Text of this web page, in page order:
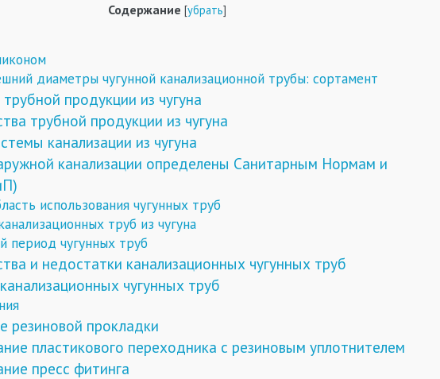
Содержание [убрать]
диаметры чугунной канализационной трубы: сортамент
продукции из чугуна
трубной продукции из чугуна
канализации из чугуна
канализации определены Санитарным Нормам и
использования чугунных труб
труб из чугуна
период чугунных труб
и недостатки канализационных чугунных труб
чугунных труб
резиновой прокладки
пластикового переходника с резиновым уплотнителем
пресс фитинга